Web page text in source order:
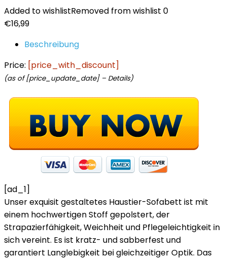
Added to wishlistRemoved from wishlist 0
€16,99
Beschreibung
Price: [price_with_discount]
(as of [price_update_date] – Details)
[ad_1]
Unser exquisit gestaltetes Haustier-Sofabett ist mit
einem hochwertigen Stoff gepolstert, der
Strapazierfähigkeit, Weichheit und Pflegeleichtigkeit in
sich vereint. Es ist kratz- und sabberfest und
garantiert Langlebigkeit bei gleichzeitiger Optik. Das